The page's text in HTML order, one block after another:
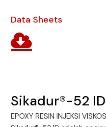
Data Sheets
Sikadur®-52 ID
EPOXY RESIN INJEKSI